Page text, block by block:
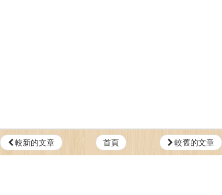
較新的文章 首頁 較舊的文章